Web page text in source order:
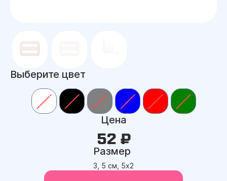
Выберите цвет
Цена
52 ₽
Размер
3, 5 см, 5х2